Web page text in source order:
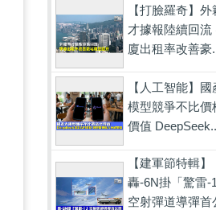
【打臉羅奇】外
才據報陸續回流
廈出租率改善豪
【人工智能】國
模型競爭不比價
價值
【建軍節特輯】
轟-6N掛「驚雷-1
空射彈道導彈首